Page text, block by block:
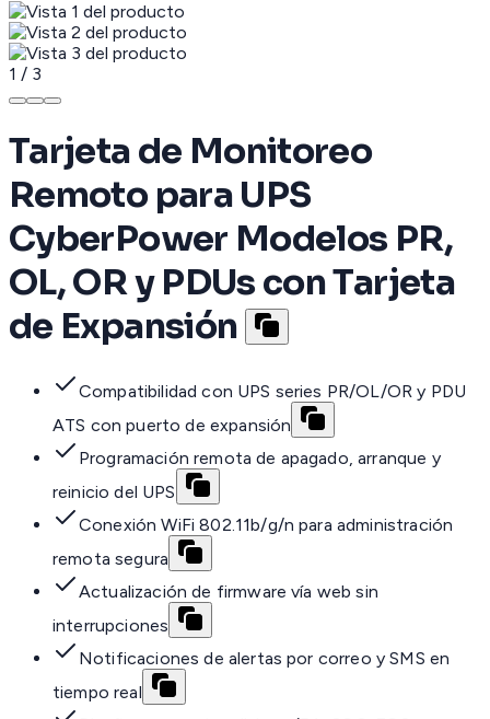
1 / 3
Tarjeta de Monitoreo
Remoto para UPS
CyberPower Modelos PR,
OL, OR y PDUs con Tarjeta
de Expansión
Compatibilidad con UPS series PR/OL/OR y PDU
ATS con puerto de expansión
Programación remota de apagado, arranque y
reinicio del UPS
Conexión WiFi 802.11b/g/n para administración
remota segura
Actualización de firmware vía web sin
interrupciones
Notificaciones de alertas por correo y SMS en
tiempo real